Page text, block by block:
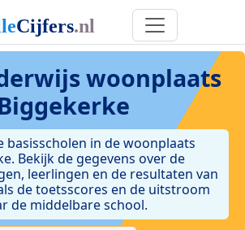
woonplaats
basisscholen in de woonplaats
Bekijk de gegevens over de
leerlingen en de resultaten van
de toetsscores en de uitstroom
de middelbare school.